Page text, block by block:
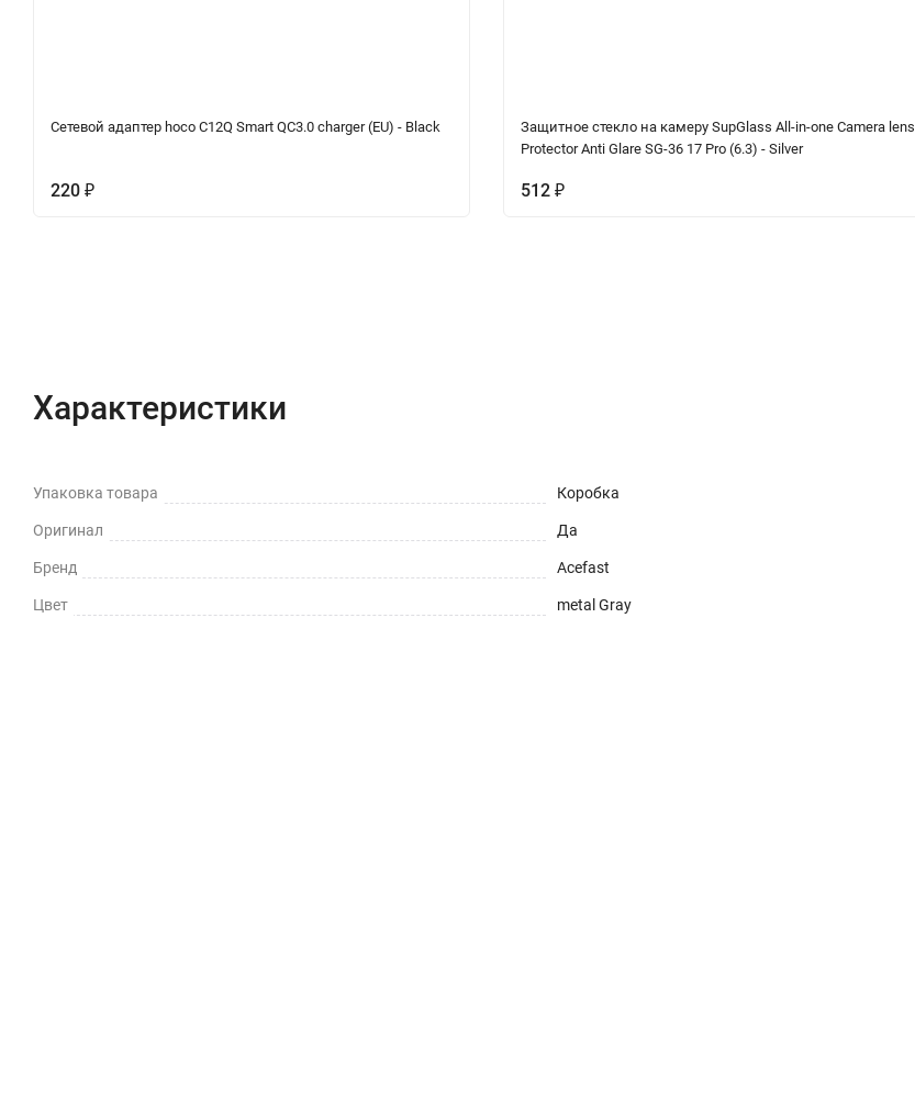
Сетевой адаптер hoco C12Q Smart QC3.0 charger (EU) - Black
220 ₽
Защитное стекло на камеру SupGlass All-in-one Camera lens
Protector Anti Glare SG-36 17 Pro (6.3) - Silver
512 ₽
Характеристики
Упаковка товара Коробка
Оригинал Да
Бренд Acefast
Цвет metal Gray